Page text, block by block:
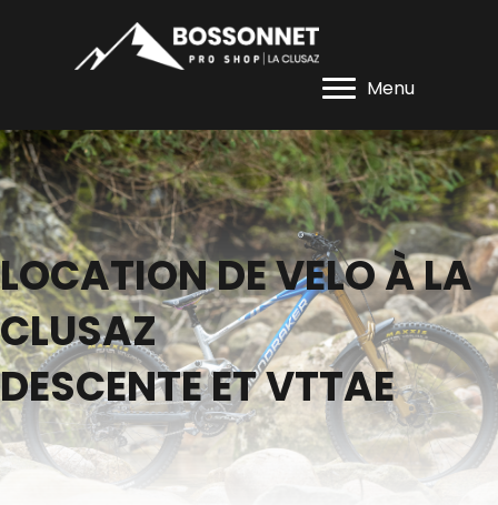
Menu
LOCATION DE VELO À LA
CLUSAZ
DESCENTE ET VTTAE